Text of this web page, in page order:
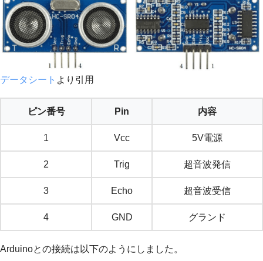
データシート より引用
ピン番号 Pin 内容
1 Vcc 5V電源
2 Trig 超音波発信
3 Echo 超音波受信
4 GND グランド
Arduinoとの接続は以下のようにしました。